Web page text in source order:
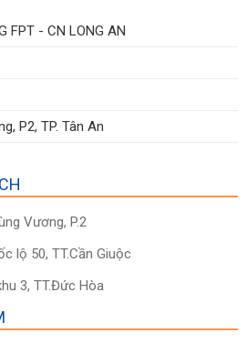
FPT - CN LONG AN
P2, TP. Tân An
Vương, P.2
lộ 50, TT.Cần Giuộc
3, TT.Đức Hòa